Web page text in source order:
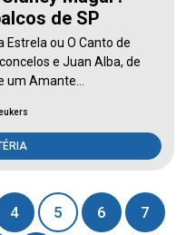
de SP
Estrela ou O Canto de
e Juan Alba, de
um Amante…
4 5 6 7